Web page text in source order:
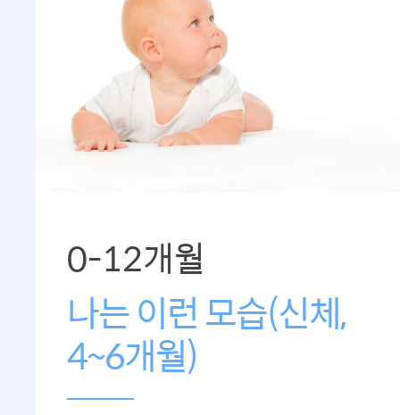
0-12개월
나는 이런 모습(신체,
4~6개월)